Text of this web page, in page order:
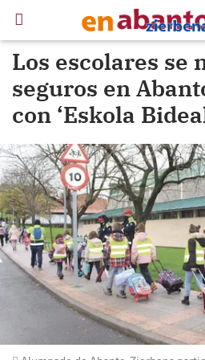
Los escolares se
seguros en
con ‘Eskola